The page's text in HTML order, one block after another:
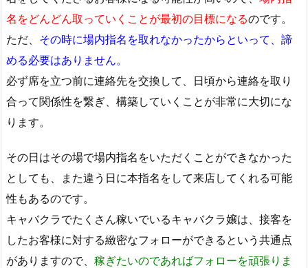
名をどんどん取っていくことが最初の目標になるのです。
ただ、 その時に場内指名を取れなかったからといって、諦
める必要はありません。
必ず席を立つ前に連絡先を交換して、日頃から連絡を取り
合って関係性を繋ぎ、構築していくことが非常に大切にな
ります。
その日はその場で場内指名をいただくことができなかった
としても、また違う日に本指名をして来店してくれる可能
性もあるのです。
キャバクラでたくさん稼いでいるキャバクラ嬢は、接客を
したお客様に対する緻密なフォローができるという共通点
がありますので、 稼ぎたいのであればフォローを頑張りま